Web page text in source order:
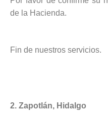
de la Hacienda.
Fin de nuestros servicios.
2. Zapotlán, Hidalgo